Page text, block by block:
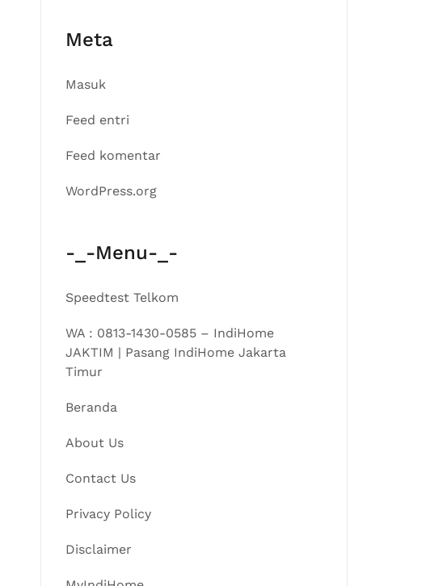
Meta
Masuk
Feed entri
Feed komentar
WordPress.org
-_-Menu-_-
Speedtest Telkom
WA : 0813-1430-0585 – IndiHome
JAKTIM | Pasang IndiHome Jakarta
Timur
Beranda
About Us
Contact Us
Privacy Policy
Disclaimer